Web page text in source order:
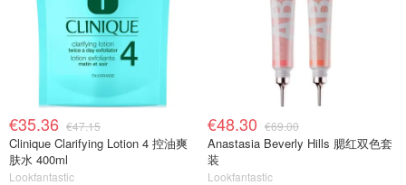
€35.36 €47.15
Clinique Clarifying Lotion 4 控油爽
肤水 400ml
Lookfantastic
€48.30 €69.00
Anastasia Beverly Hills 腮红双色套
装
Lookfantastic